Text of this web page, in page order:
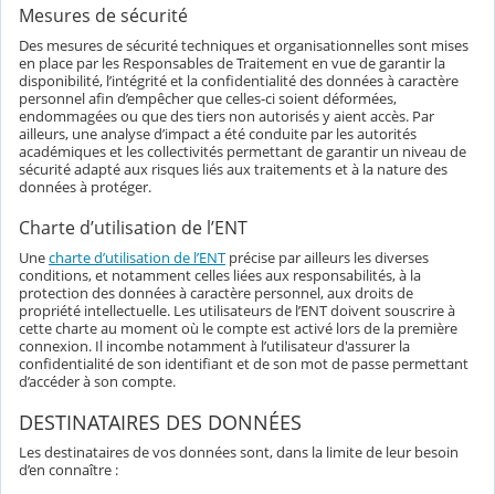
Mesures de sécurité
Des mesures de sécurité techniques et organisationnelles sont mises
en place par les Responsables de Traitement en vue de garantir la
disponibilité, l’intégrité et la confidentialité des données à caractère
personnel afin d’empêcher que celles-ci soient déformées,
endommagées ou que des tiers non autorisés y aient accès. Par
ailleurs, une analyse d’impact a été conduite par les autorités
académiques et les collectivités permettant de garantir un niveau de
sécurité adapté aux risques liés aux traitements et à la nature des
données à protéger.
Charte d’utilisation de l’ENT
Unecharte d’utilisation de l’ENT précise par ailleurs les diverses
conditions, et notamment celles liées aux responsabilités, à la
protection des données à caractère personnel, aux droits de
propriété intellectuelle. Les utilisateurs de l’ENT doivent souscrire à
cette charte au moment où le compte est activé lors de la première
connexion. Il incombe notamment à l’utilisateur d'assurer la
confidentialité de son identifiant et de son mot de passe permettant
d’accéder à son compte.
DESTINATAIRES DES DONNÉES
Les destinataires de vos données sont, dans la limite de leur besoin
d’en connaître :